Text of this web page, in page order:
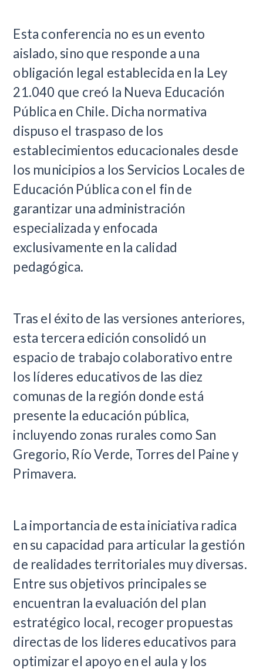
Esta conferencia no es un evento
aislado, sino que responde a una
obligación legal establecida en la Ley
21.040 que creó la Nueva Educación
Pública en Chile. Dicha normativa
dispuso el traspaso de los
establecimientos educacionales desde
los municipios a los Servicios Locales de
Educación Pública con el fin de
garantizar una administración
especializada y enfocada
exclusivamente en la calidad
pedagógica.
Tras el éxito de las versiones anteriores,
esta tercera edición consolidó un
espacio de trabajo colaborativo entre
los líderes educativos de las diez
comunas de la región donde está
presente la educación pública,
incluyendo zonas rurales como San
Gregorio, Río Verde, Torres del Paine y
Primavera.
La importancia de esta iniciativa radica
en su capacidad para articular la gestión
de realidades territoriales muy diversas.
Entre sus objetivos principales se
encuentran la evaluación del plan
estratégico local, recoger propuestas
directas de los lideres educativos para
optimizar el apoyo en el aula y los